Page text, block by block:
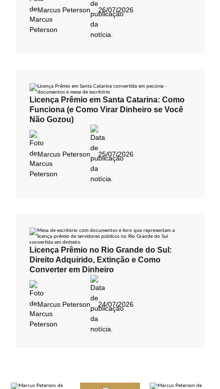
Marcus Peterson 26/07/2026
Licença Prêmio em Santa Catarina: Como
Funciona (e Como Virar Dinheiro se Você
Não Gozou)
Marcus Peterson 25/07/2026
Licença Prêmio no Rio Grande do Sul:
Direito Adquirido, Extinção e Como
Converter em Dinheiro
Marcus Peterson 24/07/2026